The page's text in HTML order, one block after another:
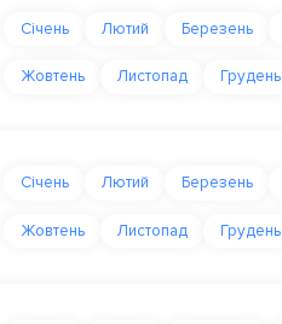
Січень Лютий Березень
Жовтень Листопад Грудень
Січень Лютий Березень
Жовтень Листопад Грудень